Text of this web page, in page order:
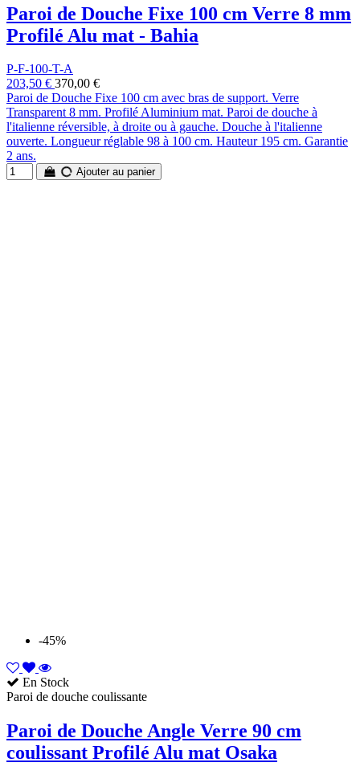
Paroi de Douche Fixe 100 cm Verre 8 mm
Profilé Alu mat - Bahia
P-F-100-T-A
203,50 € 370,00 €
Paroi de Douche Fixe 100 cm avec bras de support. Verre
Transparent 8 mm. Profilé Aluminium mat. Paroi de douche à
l'italienne réversible, à droite ou à gauche. Douche à l'italienne
ouverte. Longueur réglable 98 à 100 cm. Hauteur 195 cm. Garantie
2 ans.
Ajouter au panier
-45%
En Stock
Paroi de douche coulissante
Paroi de Douche Angle Verre 90 cm
coulissant Profilé Alu mat Osaka